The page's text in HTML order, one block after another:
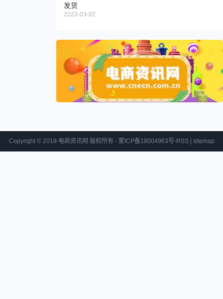
发货
2023-03-02
Copyright © 2018 电商资讯网 版权所有 - 蒙ICP备18004963号-RSS| sitemap